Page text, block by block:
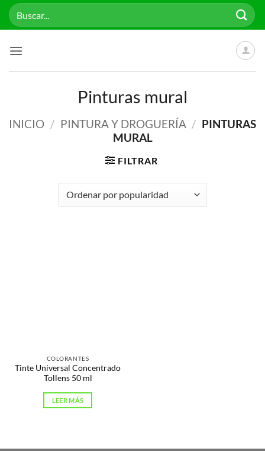
Saltar
Buscar
por:
Pinturas mural
INICIO / PINTURA Y DROGUERÍA / PINTURAS
MURAL
FILTRAR
COLORANTES
Tinte Universal Concentrado
Tollens 50 ml
LEER MÁS